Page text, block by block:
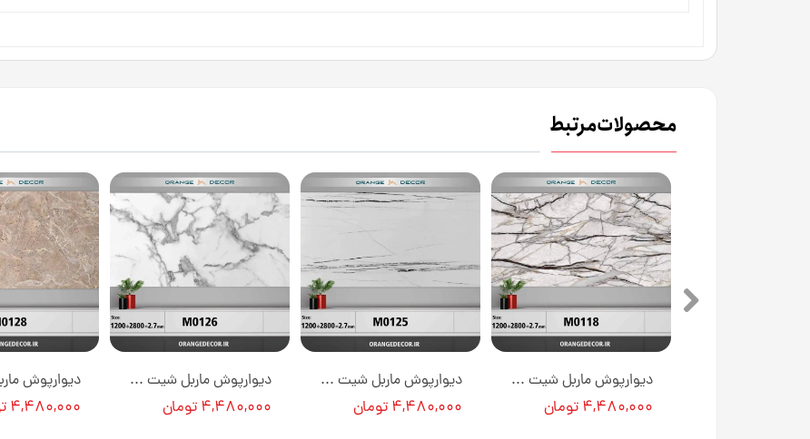
محصولات مرتبط
۴,۴۸۰,۰۰۰ تومان
دیوارپوش ماربل شیت کد M0126 [انبار تهران]
۴,۴۸۰,۰۰۰ تومان
دیوارپوش ماربل شیت کد M0125 [انبار تهران]
۴,۴۸۰,۰۰۰ تومان
دیوارپوش ماربل شیت کد M0118 [انبار تهران]
۴,۴۸۰,۰۰۰ تومان